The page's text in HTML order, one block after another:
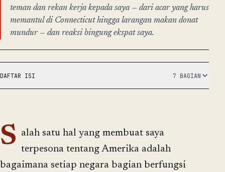
teman dan rekan kerja kepada saya — dari acar yang harus
memantul di Connecticut hingga larangan makan donat
mundur — dan reaksi bingung ekspat saya.
DAFTAR ISI 7 BAGIAN
S alah satu hal yang membuat saya
terpesona tentang Amerika adalah
bagaimana setiap negara bagian berfungsi